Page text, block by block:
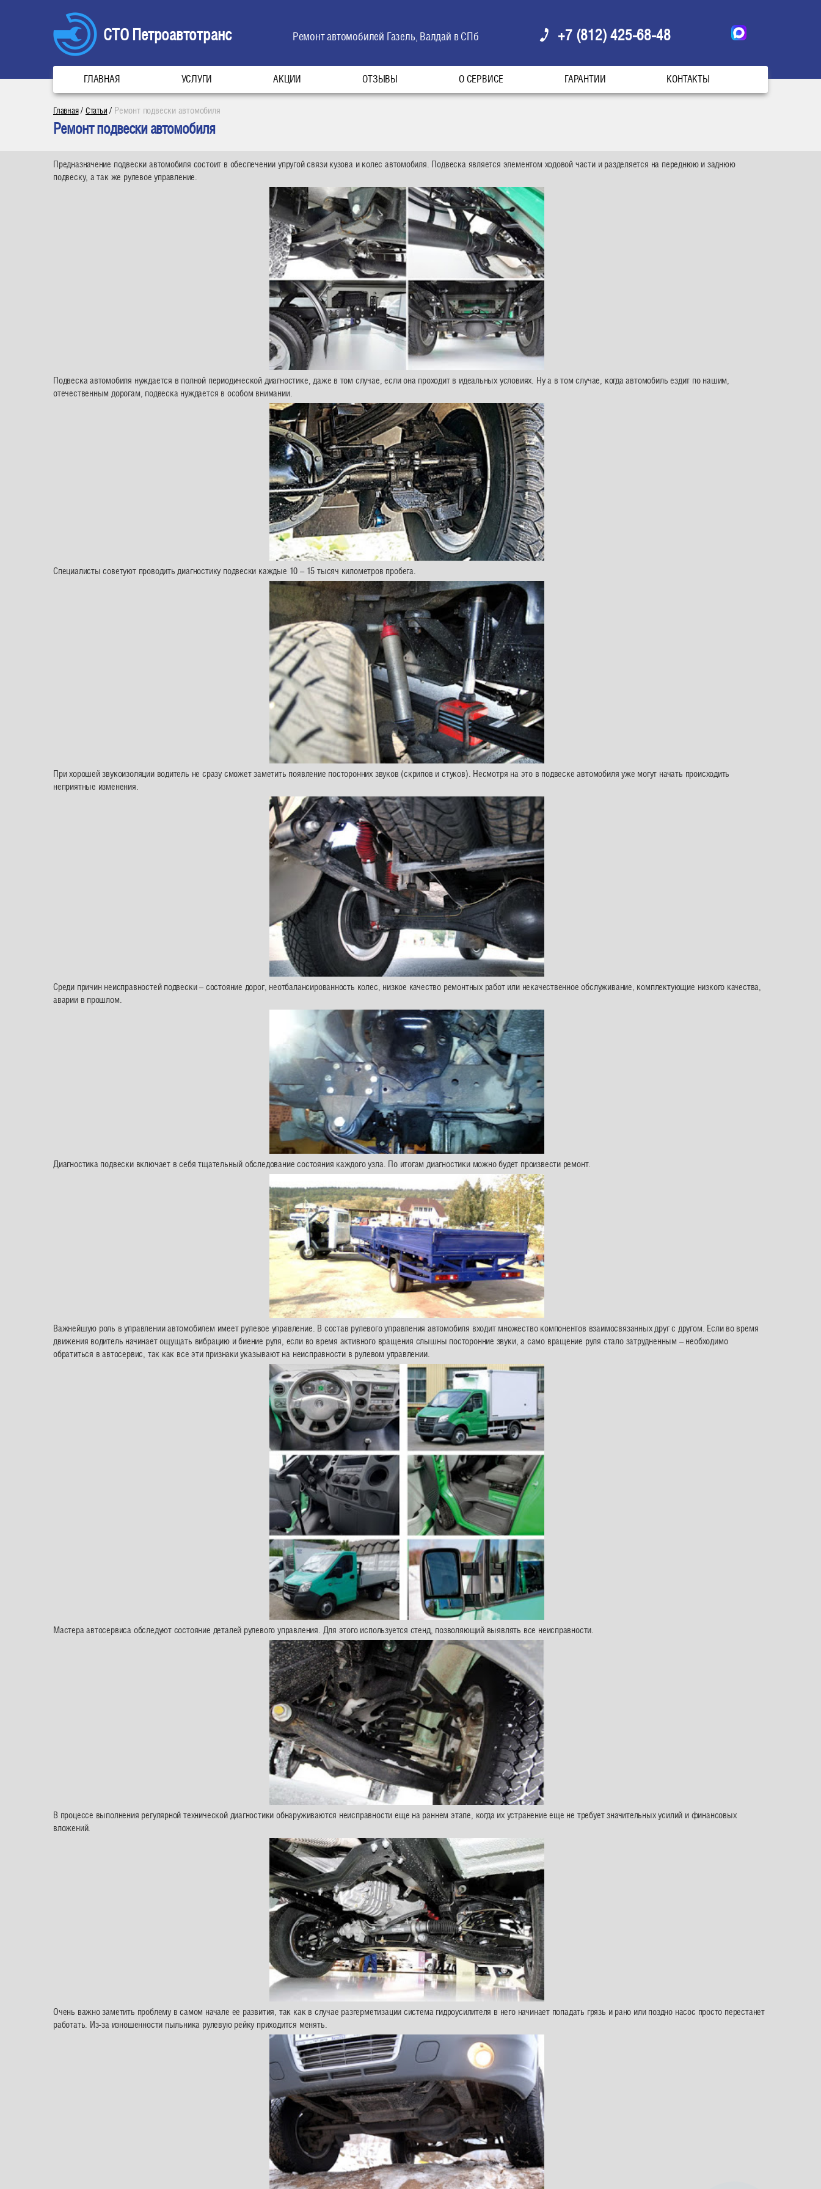
СТО Петроавтотранс Ремонт автомобилей Газель, Валдай в СПб +7 (812) 425-68-48
ГЛАВНАЯ УСЛУГИ АКЦИИ ОТЗЫВЫ О СЕРВИСЕ ГАРАНТИИ КОНТАКТЫ
Главная/ Статьи / Ремонт подвески автомобиля
Ремонт подвески автомобиля
Предназначение подвески автомобиля состоит в обеспечении упругой связи кузова и колес автомобиля. Подвеска является элементом ходовой части и разделяется на переднюю и заднюю
подвеску, а так же рулевое управление.
Подвеска автомобиля нуждается в полной периодической диагностике, даже в том случае, если она проходит в идеальных условиях. Ну а в том случае, когда автомобиль ездит по нашим,
отечественным дорогам, подвеска нуждается в особом внимании.
Специалисты советуют проводить диагностику подвески каждые 10 – 15 тысяч километров пробега.
При хорошей звукоизоляции водитель не сразу сможет заметить появление посторонних звуков (скрипов и стуков). Несмотря на это в подвеске автомобиля уже могут начать происходить
неприятные изменения.
Среди причин неисправностей подвески – состояние дорог, неотбалансированность колес, низкое качество ремонтных работ или некачественное обслуживание, комплектующие низкого качества,
аварии в прошлом.
Диагностика подвески включает в себя тщательный обследование состояния каждого узла. По итогам диагностики можно будет произвести ремонт.
Важнейшую роль в управлении автомобилем имеет рулевое управление. В состав рулевого управления автомобиля входит множество компонентов взаимосвязанных друг с другом. Если во время
движения водитель начинает ощущать вибрацию и биение руля, если во время активного вращения слышны посторонние звуки, а само вращение руля стало затрудненным – необходимо
обратиться в автосервис, так как все эти признаки указывают на неисправности в рулевом управлении.
Мастера автосервиса обследуют состояние деталей рулевого управления. Для этого используется стенд, позволяющий выявлять все неисправности.
В процессе выполнения регулярной технической диагностики обнаруживаются неисправности еще на раннем этапе, когда их устранение еще не требует значительных усилий и финансовых
вложений.
Очень важно заметить проблему в самом начале ее развития, так как в случае разгерметизации система гидроусилителя в него начинает попадать грязь и рано или поздно насос просто перестанет
работать. Из-за изношенности пыльника рулевую рейку приходится менять.